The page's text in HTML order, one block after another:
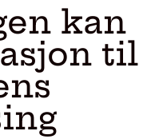
kan
til